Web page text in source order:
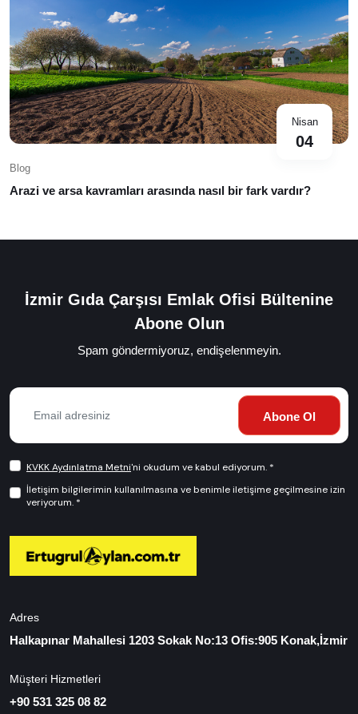
Nisan
04
Blog
Arazi ve arsa kavramları arasında nasıl bir fark vardır?
İzmir Gıda Çarşısı Emlak Ofisi Bültenine
Abone Olun
Spam göndermiyoruz, endişelenmeyin.
Abone Ol
KVKK Aydınlatma Metni'ni okudum ve kabul ediyorum. *
İletişim bilgilerimin kullanılmasına ve benimle iletişime geçilmesine izin
veriyorum. *
Adres
Halkapınar Mahallesi 1203 Sokak No:13 Ofis:905 Konak,İzmir
Müşteri Hizmetleri
+90 531 325 08 82